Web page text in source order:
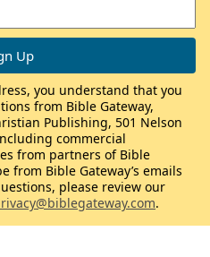
you understand that you
from Bible Gateway,
Publishing, 501 Nelson
commercial
from partners of Bible
from Bible Gateway’s emails
please review our
.